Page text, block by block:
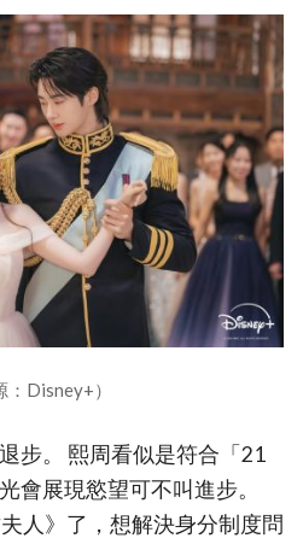
：Disney+）
步。 熙周看似是符合「21
會展現慾望可不叫進步。
人》了，想解決身分制度問